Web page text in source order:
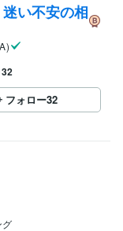
い不安の相
32
フォロー32
グ